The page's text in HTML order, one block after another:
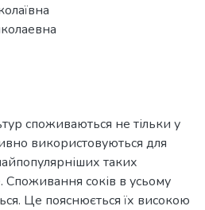
споживаються не тільки у
використовуються для
таких
Споживання соків в усьому
Це пояснюється їх високою